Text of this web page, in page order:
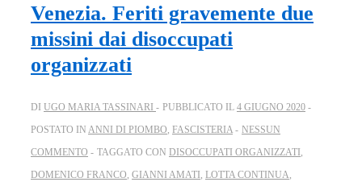
Venezia. Feriti gravemente due
missini dai disoccupati
organizzati
DI UGO MARIA TASSINARI PUBBLICATO IL 4 GIUGNO 2020
POSTATO IN ANNI DI PIOMBO, FASCISTERIA
NESSUN
COMMENTO
TAGGATO CON DISOCCUPATI ORGANIZZATI ,
DOMENICO FRANCO, GIANNI AMATI , LOTTA CONTINUA,